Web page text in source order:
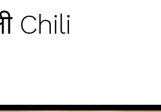
Chili